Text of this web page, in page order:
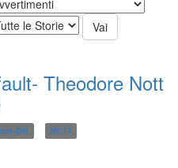
Theodore Nott
DH NC17